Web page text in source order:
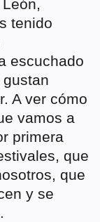
tenido
escuchado
A ver cómo
vamos a
primera
que
que
y se